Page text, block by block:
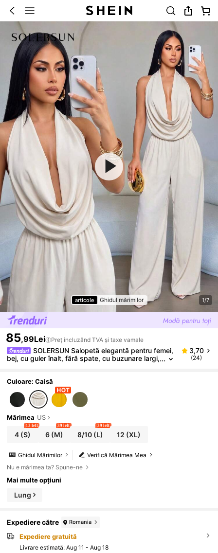
articole Ghidul mărimilor 1/7
85,99Lei Preț incluzând TVA și taxe vamale
SOLERSUN Salopetă elegantă pentru femei,
bej, cu guler înalt, fără spate, cu buzunare largi,
3,70
(24)
Culoare: Caisă
Mărimea US
4 (S)
13 left
6 (M)
39 left
8/10(L)
39 left
12 (XL)
Verifică Mărimea Mea
Ghidul Mărimilor
Nu e mărimea ta? Spune-ne
Mai multe opțiuni
Lung
Expediere către Romania
Expediere gratuită
Livrare estimată: Aug 11 - Aug 18